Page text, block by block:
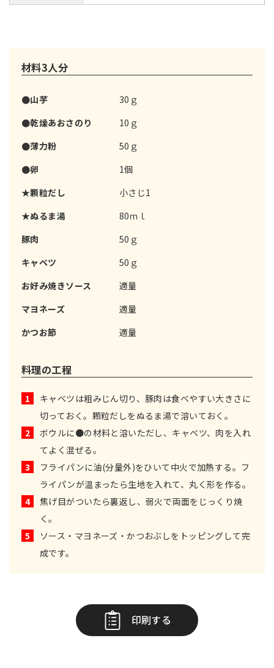
材料3人分
●山芋
30ｇ
●乾燥あおさのり
10ｇ
●薄力粉
50ｇ
●卵
1個
★顆粒だし
小さじ1
★ぬるま湯
80ｍｌ
豚肉
50ｇ
キャベツ
50ｇ
お好み焼きソース
適量
マヨネーズ
適量
かつお節
適量
料理の工程
1
キャベツは粗みじん切り、豚肉は食べやすい大きさに
切っておく。顆粒だしをぬるま湯で溶いておく。
2
ボウルに●の材料と溶いただし、キャベツ、肉を入れ
てよく混ぜる。
3
フライパンに油(分量外)をひいて中火で加熱する。フ
ライパンが温まったら生地を入れて、丸く形を作る。
4
焦げ目がついたら裏返し、弱火で両面をじっくり焼
く。
5
ソース・マヨネーズ・かつおぶしをトッピングして完
成です。
印刷する